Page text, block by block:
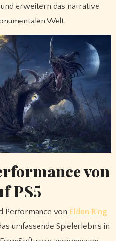
erweitern das narrative
Welt.
von
PS5
Performance von Elden Ring
umfassende Spielerlebnis in